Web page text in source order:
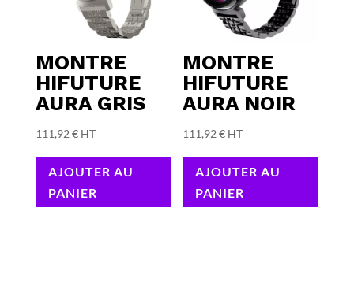
MONTRE
HIFUTURE
AURA GRIS
111,92 € HT
AJOUTER AU
PANIER
MONTRE
HIFUTURE
AURA NOIR
111,92€ HT
AJOUTER AU
PANIER